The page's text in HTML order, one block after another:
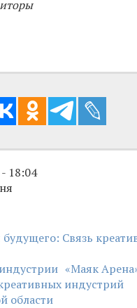
18:04
Связь
«Маяк
индустрий
области